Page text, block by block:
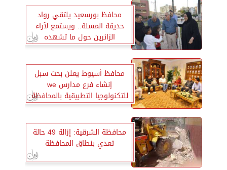
محافظ بورسعيد يلتقي رواد
حديقة المسلة.. ويستمع لآراء
الزائرين حول ما تشهده
المحافظة من تطوير
محافظ أسيوط يعلن بحث سبل
إنشاء فرع مدارس we
للتكنولوجيا التطبيقية بالمحافظة
محافظة الشرقية: إزالة 49 حالة
تعدي بنطاق المحافظة